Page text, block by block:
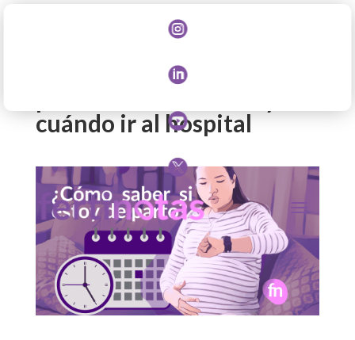




¿Cómo saber si estoy de
cuándo ir al hospital